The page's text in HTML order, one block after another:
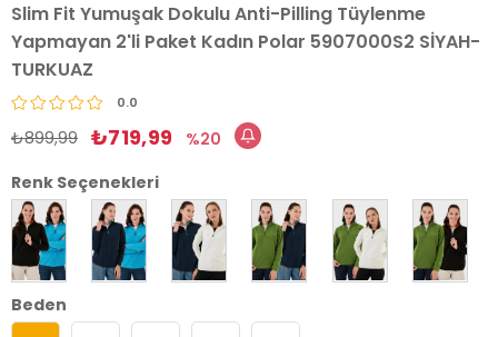
Slim Fit Yumuşak Dokulu Anti-Pilling Tüylenme
Yapmayan 2'li Paket Kadın Polar 5907000S2 SİYAH-
TURKUAZ
0.0
₺899,99 ₺719,99
20
Renk Seçenekleri
Beden